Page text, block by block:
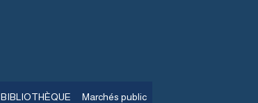
BIBLIOTHÈQUE Marchés public